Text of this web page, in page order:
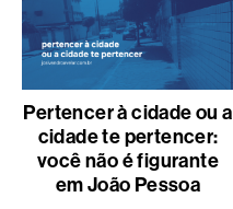
Pertencer à cidade ou a
cidade te pertencer:
você não é figurante
em João Pessoa